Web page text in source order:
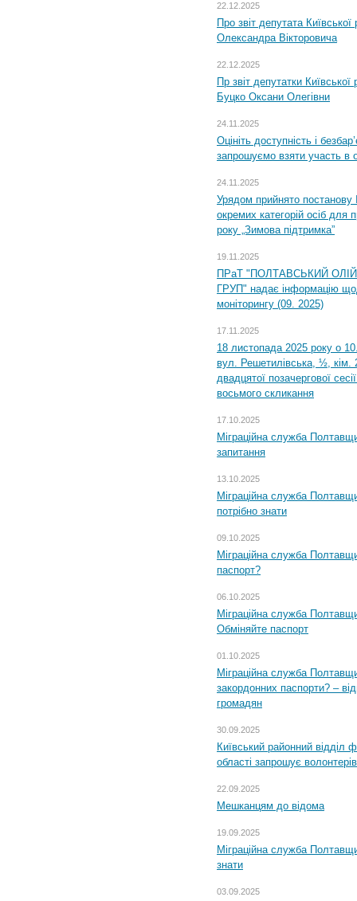
22.12.2025
Про звіт депутата
Олександра Вікторовича
22.12.2025
Пр звіт депутатки
Буцко Оксани Олегівни
24.11.2025
Оцініть доступність і
запрошуємо взяти участь в
24.11.2025
Урядом прийнято постанову
окремих категорій осіб для
року „Зимова підтримка”
19.11.2025
ПРаТ "ПОЛТАВСЬКИЙ
ГРУП" надає інформацію
моніторингу (09. 2025)
17.11.2025
18 листопада 2025 року о
вул. Решетилівська, ½, кім.
двадцятої позачергової
восьмого скликання
17.10.2025
Міграційна служба
запитання
13.10.2025
Міграційна служба
потрібно знати
09.10.2025
Міграційна служба
паспорт?
06.10.2025
Міграційна служба
Обміняйте паспорт
01.10.2025
Міграційна служба
закордонних паспорти? –
громадян
30.09.2025
Київський районний відділ
області запрошує
22.09.2025
Мешканцям до відома
19.09.2025
Міграційна служба
знати
03.09.2025